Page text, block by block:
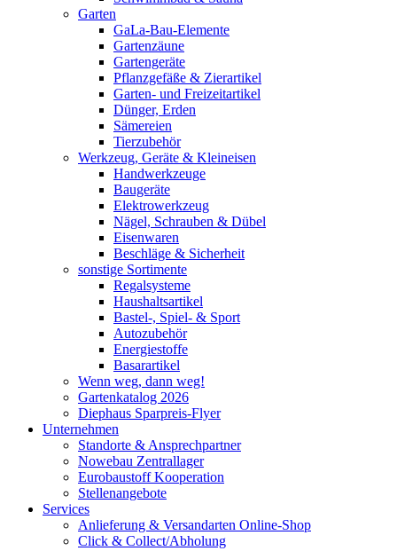
Garten
GaLa-Bau-Elemente
Gartenzäune
Gartengeräte
Pflanzgefäße & Zierartikel
Garten- und Freizeitartikel
Dünger, Erden
Sämereien
Tierzubehör
Werkzeug, Geräte & Kleineisen
Handwerkzeuge
Baugeräte
Elektrowerkzeug
Nägel, Schrauben & Dübel
Eisenwaren
Beschläge & Sicherheit
sonstige Sortimente
Regalsysteme
Haushaltsartikel
Bastel-, Spiel- & Sport
Autozubehör
Energiestoffe
Basarartikel
Wenn weg, dann weg!
Gartenkatalog 2026
Diephaus Sparpreis-Flyer
Unternehmen
Standorte & Ansprechpartner
Nowebau Zentrallager
Eurobaustoff Kooperation
Stellenangebote
Services
Anlieferung & Versandarten Online-Shop
Click & Collect/Abholung